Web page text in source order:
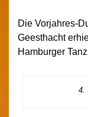
Die Vorjahres-
Geesthacht
Hamburger
4.